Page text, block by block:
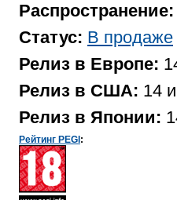
Распространение:
Статус: В продаже
Релиз в Европе:
Релиз в США: 14
Релиз в Японии:
Рейтинг PEGI :